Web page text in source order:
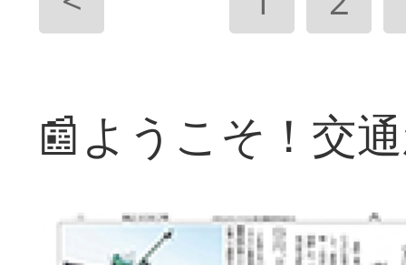
📰ようこそ！交